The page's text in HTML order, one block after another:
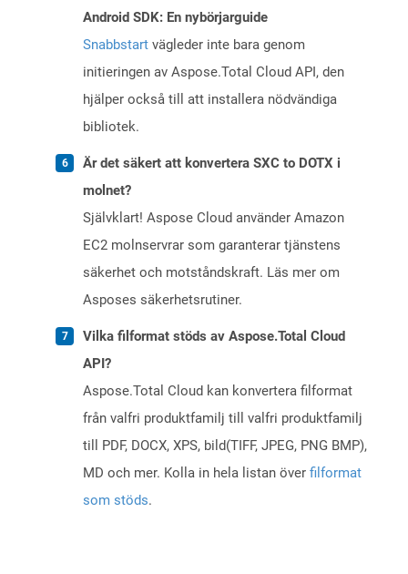
Android SDK: En nybörjarguide
Snabbstart vägleder inte bara genom
initieringen av Aspose.Total Cloud API, den
hjälper också till att installera nödvändiga
bibliotek.
Är det säkert att konvertera SXC to DOTX i
molnet?
Självklart! Aspose Cloud använder Amazon
EC2 molnservrar som garanterar tjänstens
säkerhet och motståndskraft. Läs mer om
Asposes säkerhetsrutiner.
Vilka filformat stöds av Aspose.Total Cloud
API?
Aspose.Total Cloud kan konvertera filformat
från valfri produktfamilj till valfri produktfamilj
till PDF, DOCX, XPS, bild(TIFF, JPEG, PNG BMP),
MD och mer. Kolla in hela listan över filformat
som stöds.